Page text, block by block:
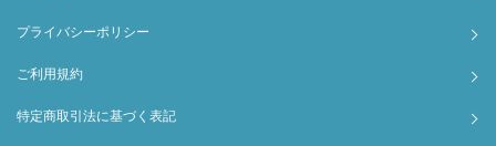
プライバシーポリシー
ご利用規約
特定商取引法に基づく表記